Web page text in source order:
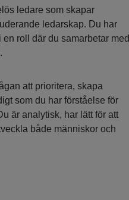
ledare som skapar
ledarskap. Du har
roll där du samarbetar med
att prioritera, skapa
som du har förståelse för
är analytisk, har lätt för att
både människor och